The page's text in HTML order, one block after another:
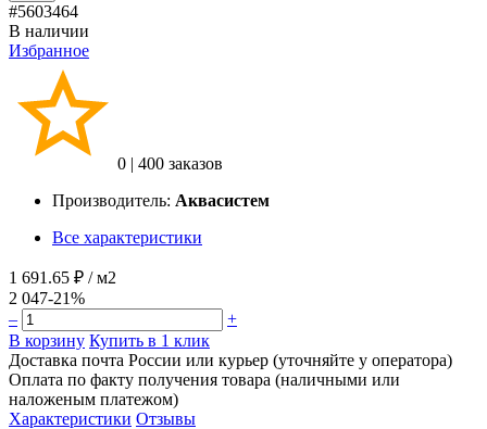
#5603464
В наличии
Избранное
0 | 400 заказов
Производитель: Аквасистем
Все характеристики
1 691.65 ₽ / м2
2 047-21%
–
+
В корзину Купить в 1 клик
Доставка почта России или курьер (уточняйте у оператора)
Оплата по факту получения товара (наличными или
наложеным платежом)
Характеристики Отзывы